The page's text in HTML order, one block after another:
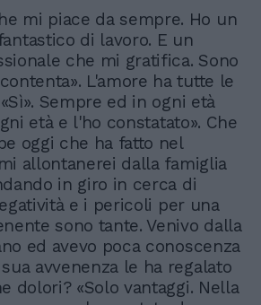
mi piace da sempre. Ho un
di lavoro. E un
che mi gratifica. Sono
L'amore ha tutte le
Sempre ed in ogni età
età e l'ho constatato». Che
oggi che ha fatto nel
allontanerei dalla famiglia
in giro in cerca di
e i pericoli per una
sono tante. Venivo dalla
ed avevo poca conoscenza
avvenenza le ha regalato
dolori? «Solo vantaggi. Nella